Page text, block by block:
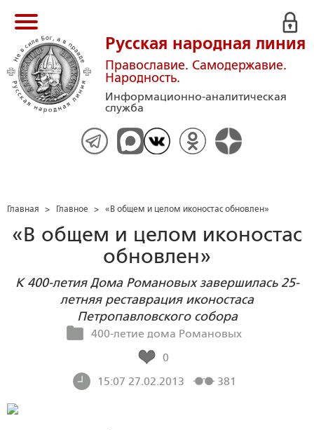
Русская народная линия
Православие. Самодержавие.
Народность.
Информационно-аналитическая
служба
Главная > Главное > «В общем и целом иконостас обновлен»
«В общем и целом иконостас
обновлен»
К 400-летия Дома Романовых завершилась 25-
летняя реставрация иконостаса
Петропавловского собора
400-летие дома Романовых
0
15:07 27.02.2013
381